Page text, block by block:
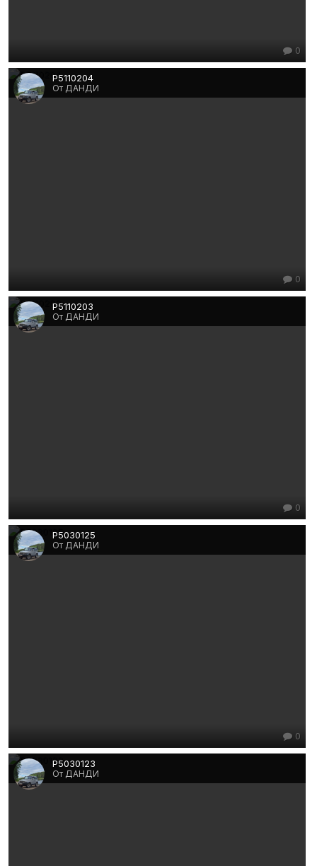
0
P5110204
От ДАНДИ
0
P5110203
От ДАНДИ
0
P5030125
От ДАНДИ
0
P5030123
От ДАНДИ